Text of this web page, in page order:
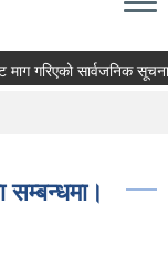
सार्वजनिक सूचना।
सम्बन्धमा।